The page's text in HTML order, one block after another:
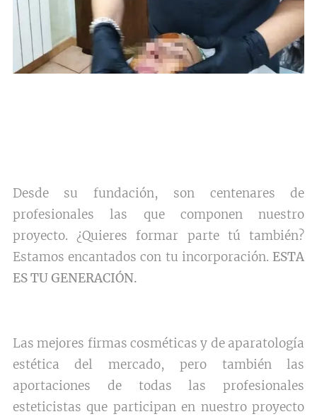
Desde su fundación, son centenares de
profesionales las que componen nuestro
proyecto. ¿Quieres formar parte tú también?
Estamos encantados con tu incorporación. ESTA
ES TU GENERACIÓN.
Las mejores firmas cosméticas y de aparatología
estética del mercado, pero también las
aportaciones de todas las profesionales
esteticistas que participan en nuestro proyecto